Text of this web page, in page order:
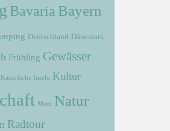
Bavaria Bayern
Deutschland Dänemark
Frühling Gewässer
Kanarische Inseln Kultur
Meer Natur
Radtour